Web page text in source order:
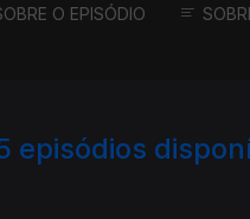
O EPISÓDIO
episódios